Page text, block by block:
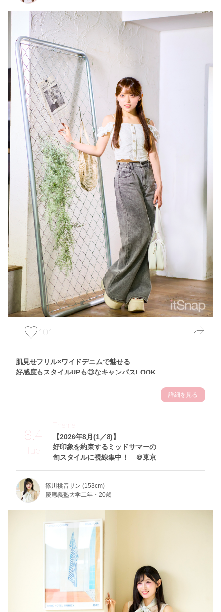
101
肌見せフリル×ワイドデニムで魅せる
好感度もスタイルUPも◎なキャンパスLOOK
詳細を見る
8.4
Tue
【2026年8月(1／8)】
好印象を約束するミッドサマーの
旬スタイルに視線集中！ ＠東京
Theme
篠川桃音サン (153cm)
慶應義塾大学二年・20歳